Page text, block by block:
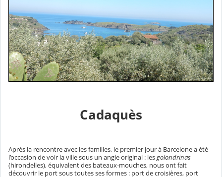
Cadaquès
Après la rencontre avec les familles, le premier jour à Barcelone a été
l’occasion de voir la ville sous un angle original : lesgolondrinas
(hirondelles), équivalent des bateaux-mouches, nous ont fait
découvrir le port sous toutes ses formes : port de croisières, port